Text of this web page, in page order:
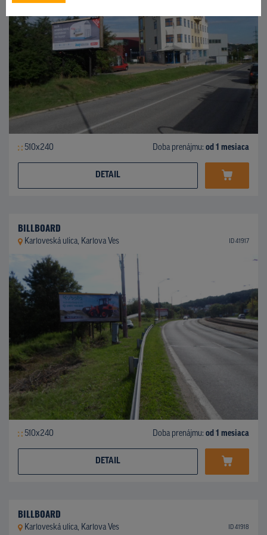
510x240 Doba prenájmu: od 1 mesiaca
DETAIL
BILLBOARD
Karloveská ulica, Karlova Ves ID 41917
510x240 Doba prenájmu: od 1 mesiaca
DETAIL
BILLBOARD
Karloveská ulica, Karlova Ves ID 41918